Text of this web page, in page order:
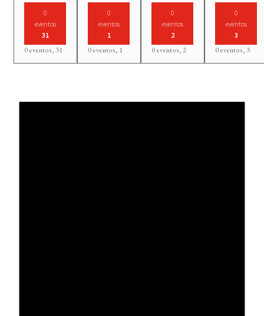
0
eventos
31
0 eventos, 31
0
eventos
1
0 eventos, 1
0
eventos
2
0 eventos,2
0
eventos
3
0 eventos, 3